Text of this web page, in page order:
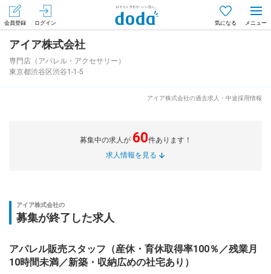
会員登録 ログイン 気になる
会員登録（無料）
イベント
専門サイト
アイア株式会社
専門店（アパレル・アクセサリー）
東京都渋谷区渋谷1-1-5
アイア株式会社の過去求人・中途採用情報
募集中の求人が 60件あります！
求人情報を見る
アイア株式会社の
募集が終了した求人
アパレル販売スタッフ（産休・育休取得率100％／残業月
10時間未満／新築・収納広めの社宅あり）